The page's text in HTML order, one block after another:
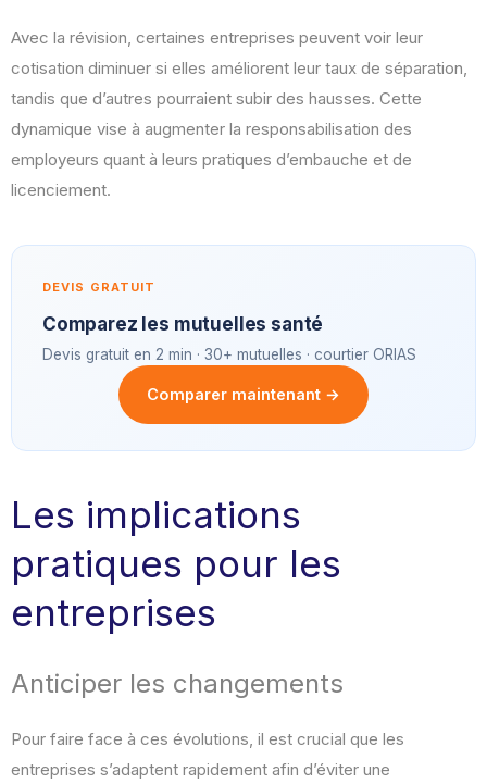
Avec la révision, certaines entreprises peuvent voir leur
cotisation diminuer si elles améliorent leur taux de séparation,
tandis que d’autres pourraient subir des hausses. Cette
dynamique vise à augmenter la responsabilisation des
employeurs quant à leurs pratiques d’embauche et de
licenciement.
DEVIS GRATUIT
Comparez les mutuelles santé
Devis gratuit en 2 min · 30+ mutuelles · courtier ORIAS
Comparer maintenant →
Les implications
pratiques pour les
entreprises
Anticiper les changements
Pour faire face à ces évolutions, il est crucial que les
entreprises s’adaptent rapidement afin d’éviter une